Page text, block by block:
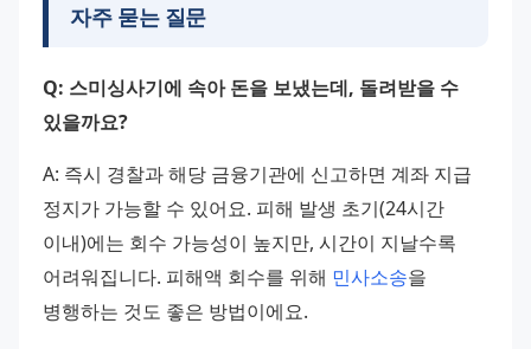
자주 묻는 질문
Q: 스미싱사기에 속아 돈을 보냈는데, 돌려받을 수
있을까요?
A: 즉시 경찰과 해당 금융기관에 신고하면 계좌 지급
정지가 가능할 수 있어요. 피해 발생 초기(24시간
이내)에는 회수 가능성이 높지만, 시간이 지날수록
어려워집니다. 피해액 회수를 위해 민사소송을
병행하는 것도 좋은 방법이에요.